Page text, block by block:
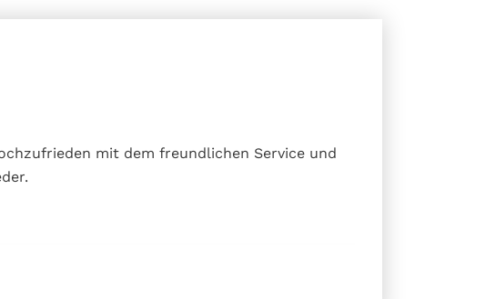
mit dem freundlichen Service und